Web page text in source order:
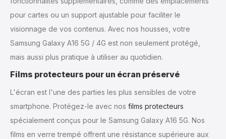
pour cartes ou un support ajustable pour faciliter le
visionnage de vos contenus. Avec nos housses, votre
Samsung Galaxy A16 5G / 4G est non seulement protégé,
mais aussi plus pratique à utiliser au quotidien.
Films protecteurs pour un écran préservé
L'écran est l'une des parties les plus sensibles de votre
smartphone. Protégez-le avec nos films protecteurs
spécialement conçus pour le Samsung Galaxy A16 5G. Nos
films en verre trempé offrent une résistance supérieure aux